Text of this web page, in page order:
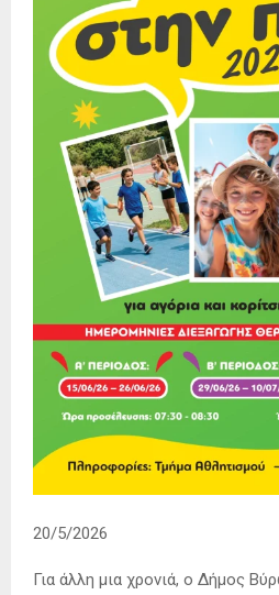
20/5/2026
Για άλλη μια χρονιά, ο Δήμος